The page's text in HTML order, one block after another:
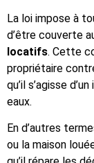
La loi impose à
d’être couverte
locatifs. Cette
propriétaire
qu’il s’agisse
eaux.
En d’autres
ou la maison